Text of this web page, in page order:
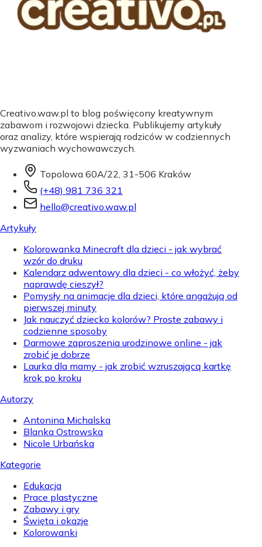
Creativo.waw.pl to blog poświęcony kreatywnym
zabawom i rozwojowi dziecka. Publikujemy artykuły
oraz analizy, które wspierają rodziców w codziennych
wyzwaniach wychowawczych.
Topolowa 60A/22, 31-506 Kraków
(+48) 981 736 321
hello@creativo.waw.pl
Artykuły
Kolorowanka Minecraft dla dzieci - jak wybrać
wzór do druku
Kalendarz adwentowy dla dzieci - co włożyć, żeby
naprawdę cieszył?
Pomysły na animacje dla dzieci, które angażują od
pierwszej minuty
Jak nauczyć dziecko kolorów? Proste zabawy i
codzienne sposoby
Darmowe zaproszenia urodzinowe online - jak
zrobić je dobrze
Laurka dla mamy - jak zrobić wzruszającą kartkę
krok po kroku
Autorzy
Antonina Michalska
Blanka Ostrowska
Nicole Urbańska
Kategorie
Edukacja
Prace plastyczne
Zabawy i gry
Święta i okazje
Kolorowanki